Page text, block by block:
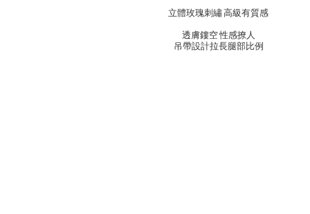
立體玫瑰刺繡 高級有質感
透膚鏤空 性感撩人
吊帶設計拉長腿部比例